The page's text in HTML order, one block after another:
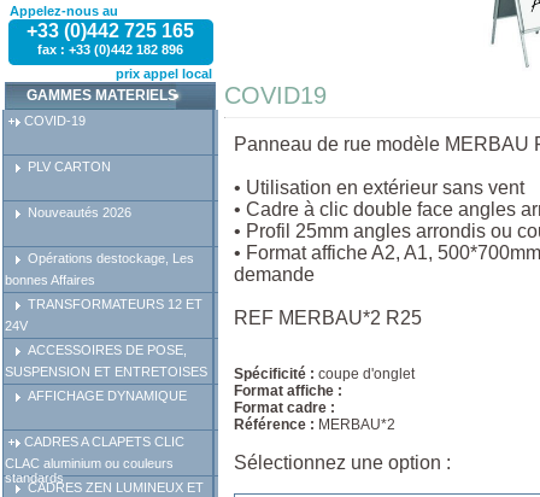
Appelez-nous au
+33 (0)442 725 165
fax : +33 (0)442 182 896
prix appel local
GAMMES MATERIELS
COVID-19
PLV CARTON
Nouveautés 2026
Opérations destockage, Les
bonnes Affaires
TRANSFORMATEURS 12 ET
24V
ACCESSOIRES DE POSE,
SUSPENSION ET ENTRETOISES
AFFICHAGE DYNAMIQUE
CADRES A CLAPETS CLIC
CLAC aluminium ou couleurs
standards
CADRES ZEN LUMINEUX ET
COVID19
Panneau de rue modèle MERBAU
• Utilisation en extérieur sans vent
• Cadre à clic double face angles
• Profil 25mm angles arrondis ou
• Format affiche A2, A1,
demande
REF MERBAU*2 R25
Spécificité : coupe d'onglet
Format affiche :
Format cadre :
Référence : MERBAU*2
Sélectionnez une option :